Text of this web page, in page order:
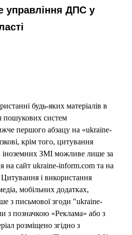
управління ДПС у
будь-яких матеріалів в
пошукових систем
першого абзацу на «ukraine-
крім того, цитування
іноземних ЗМІ можливе лише за
на сайт ukraine-inform.com та на
і використання
мобільних додатках,
з письмової згоди "ukraine-
з позначкою «Реклама» або з
розміщено згідно з